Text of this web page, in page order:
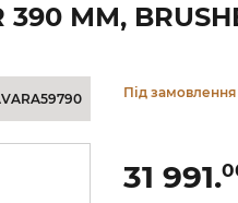
ММ,
Під замовлення
31 991.